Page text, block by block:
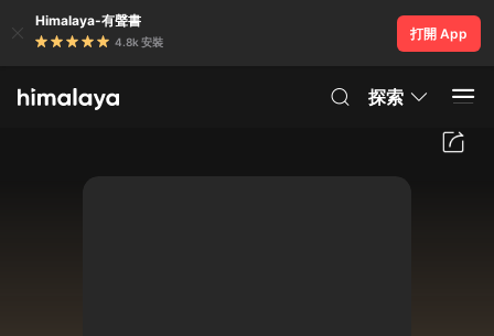
Himalaya-有聲書
4.8k 安裝
打開 App
探索